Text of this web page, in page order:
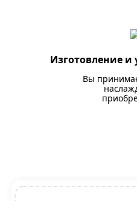
Изготовление и
Вы